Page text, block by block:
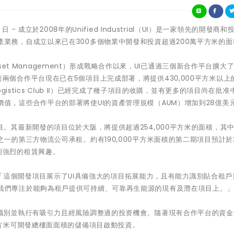
- 成立於2008年的Unified Industrial（UI）是一家領先的開發商和
務，自成立以來已在300多個物業中開發和投資超過200萬平方米的面
Management）形成戰略合作以來，UI已通過三個新合作平台擴大
個合作平台現在已在5個項目上完成部署，將提供430,000平方米以上
Club II）已經完成了種子項目的收購，並有更多的項目尚在批准
，這些合作平台的部署將使UI的資產管理規模（AUM）增加到28億美元
。其最新開發的項目位於大阪，將提供超過254,000平方米的面積，其
的第三方物流公司承租。約有190,000平方米面積的第二期項目預計
烈的租賃興趣。
個開發項目展示了UI具備強大的項目拓展能力，且有能力識別貼合租戶
專注於能夠為租戶提供可持續、可靠再生能源的現有及潛在項目上。」
並執行有吸引力且經風險調整過的投资機會。隨著現有合作平台的資
可開發總樓面面積的儲備項目啟動投資。